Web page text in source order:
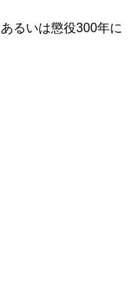
るいは懲役300年に